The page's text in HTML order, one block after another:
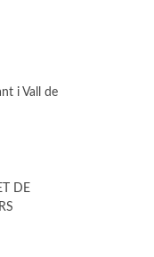
i Vall de
DE